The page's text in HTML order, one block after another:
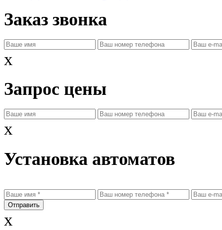
Заказ звонка
x
Запрос цены
x
Установка автоматов
x